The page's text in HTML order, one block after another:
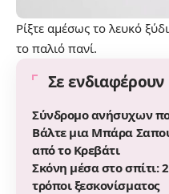
Ρίξτε αμέσως το λευκό
το παλιό πανί.
Σε ενδιαφέρουν
Σύνδρομο ανήσυχων
Βάλτε μια Μπάρα
από το Κρεβάτι
Σκόνη μέσα στο σπίτι:
τρόποι ξεσκονίσματος